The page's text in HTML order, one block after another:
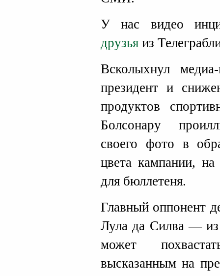
У нас видео
друзья из
Всколыхнул медиа-
президент и
продуктов
Болсонару
своего фото в
цвета кампании,
для бюллетеня.
Главный оппонент
Лула да Силва — из
может
высказанным на